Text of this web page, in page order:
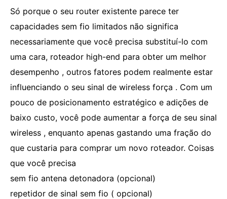
Só porque o seu router existente parece ter
capacidades sem fio limitados não significa
necessariamente que você precisa substituí-lo com
uma cara, roteador high-end para obter um melhor
desempenho , outros fatores podem realmente estar
influenciando o seu sinal de wireless força . Com um
pouco de posicionamento estratégico e adições de
baixo custo, você pode aumentar a força de seu sinal
wireless , enquanto apenas gastando uma fração do
que custaria para comprar um novo roteador. Coisas
que você precisa
sem fio antena detonadora (opcional)
repetidor de sinal sem fio ( opcional)